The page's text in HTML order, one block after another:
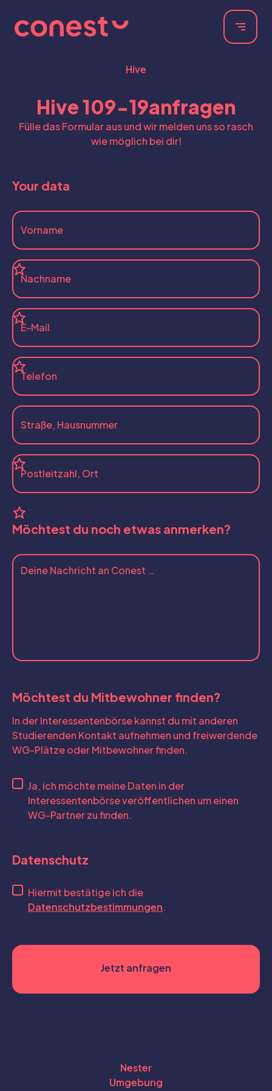
Hive
Hive 109-19anfragen
Fülle das Formular aus und wir melden uns so rasch
wie möglich bei dir!
Your data
Möchtest du noch etwas anmerken?
Möchtest du Mitbewohner finden?
In der Interessentenbörse kannst du mit anderen
Studierenden Kontakt aufnehmen und freiwerdende
WG-Plätze oder Mitbewohner finden.
Ja, ich möchte meine Daten in der
Interessentenbörse veröffentlichen um einen
WG-Partner zu finden.
Datenschutz
Hiermit bestätige ich die
Datenschutzbestimmungen.
Nester
Umgebung